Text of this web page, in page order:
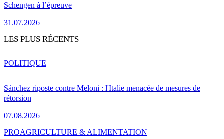
Schengen à l’épreuve
31.07.2026
LES PLUS RÉCENTS
Sánchez riposte contre Meloni : l'Italie menacée de mesures de
rétorsion
07.08.2026
POLITIQUE
PROAGRICULTURE & ALIMENTATION